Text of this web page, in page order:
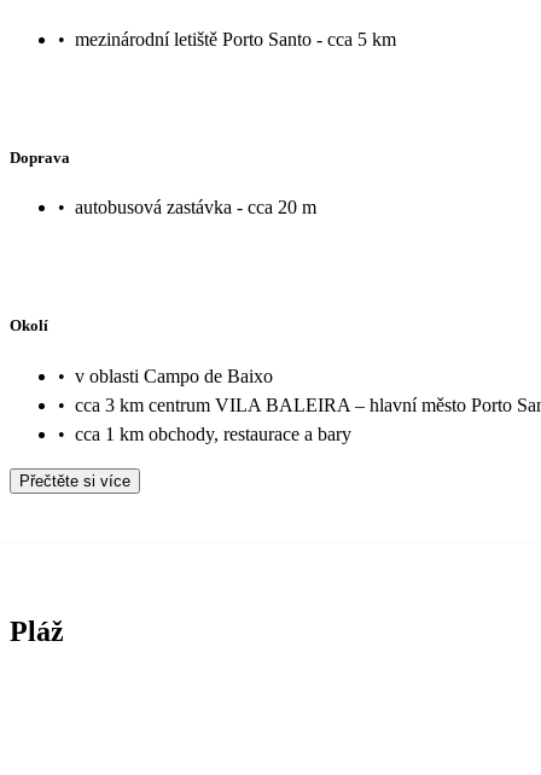
• mezinárodní letiště Porto Santo - cca 5 km
Doprava
• autobusová zastávka - cca 20 m
Okolí
• v oblasti Campo de Baixo
• cca 3 km centrum VILA BALEIRA – hlavní město Porto
• cca 1 km obchody, restaurace a bary
Přečtěte si více
Pláž